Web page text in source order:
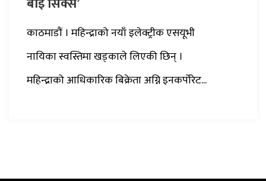
काठमाडौं । महिन्द्राको नयाँ इलेक्ट्रीक एसयूभी
नायिका स्वस्तिमा खड्काले लिएकी छिन् ।
महिन्द्राको आधिकारिक बिक्रेता अग्नि इनकर्पोरेट...